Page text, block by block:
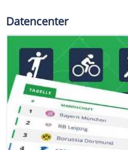
Datencenter